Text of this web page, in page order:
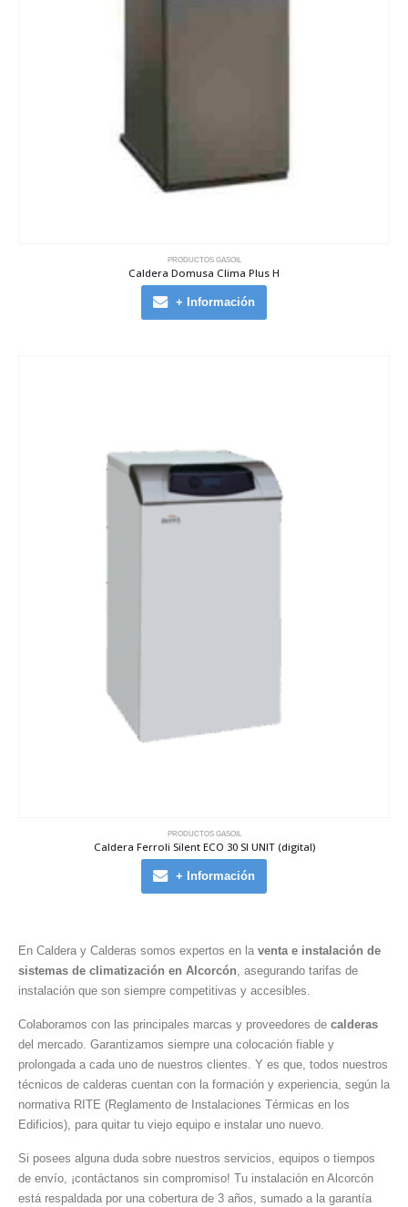
PRODUCTOS GASOIL
Caldera Domusa Clima Plus H
+ Información
PRODUCTOS GASOIL
Caldera Ferroli Silent ECO 30 SI UNIT (digital)
+ Información
En Caldera y Calderas somos expertos en la venta e instalación de
sistemas de climatización en Alcorcón , asegurando tarifas de
instalación que son siempre competitivas y accesibles.
Colaboramos con las principales marcas y proveedores de calderas
del mercado. Garantizamos siempre una colocación fiable y
prolongada a cada uno de nuestros clientes. Y es que, todos nuestros
técnicos de calderas cuentan con la formación y experiencia, según la
normativa RITE (Reglamento de Instalaciones Térmicas en los
Edificios), para quitar tu viejo equipo e instalar uno nuevo.
Si posees alguna duda sobre nuestros servicios, equipos o tiempos
de envío, ¡contáctanos sin compromiso! Tu instalación en Alcorcón
está respaldada por una cobertura de 3 años, sumado a la garantía